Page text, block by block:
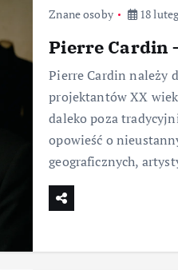
Znane osoby 18
Pierre Cardin
Pierre Cardin należy
projektantów XX
daleko poza
opowieść o
geograficznych,